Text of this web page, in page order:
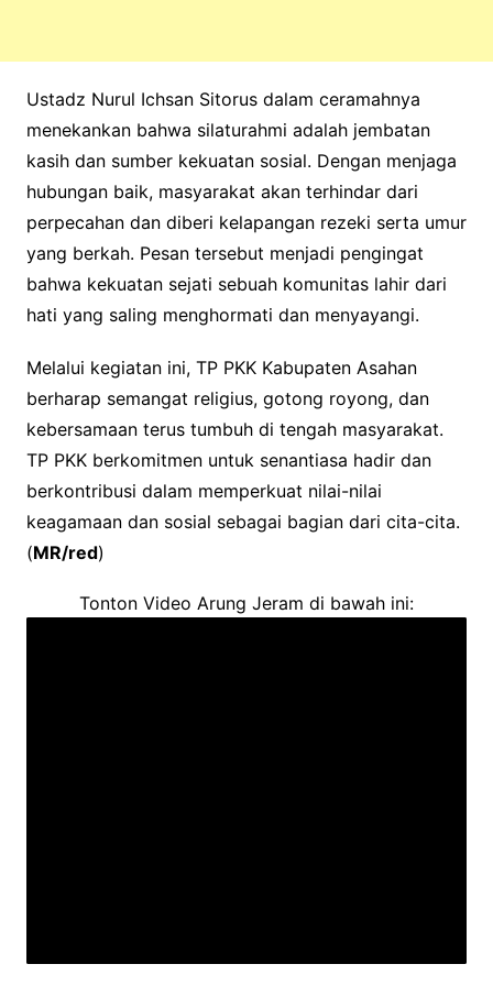
Ustadz Nurul Ichsan Sitorus dalam ceramahnya
menekankan bahwa silaturahmi adalah jembatan
kasih dan sumber kekuatan sosial. Dengan menjaga
hubungan baik, masyarakat akan terhindar dari
perpecahan dan diberi kelapangan rezeki serta umur
yang berkah. Pesan tersebut menjadi pengingat
bahwa kekuatan sejati sebuah komunitas lahir dari
hati yang saling menghormati dan menyayangi.
Melalui kegiatan ini, TP PKK Kabupaten Asahan
berharap semangat religius, gotong royong, dan
kebersamaan terus tumbuh di tengah masyarakat.
TP PKK berkomitmen untuk senantiasa hadir dan
berkontribusi dalam memperkuat nilai-nilai
keagamaan dan sosial sebagai bagian dari cita-cita.
(MR/red)
Tonton Video Arung Jeram di bawah ini: